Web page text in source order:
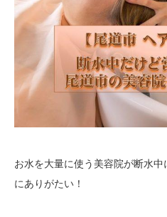
お水を大量に使う美容院が断水
にありがたい！